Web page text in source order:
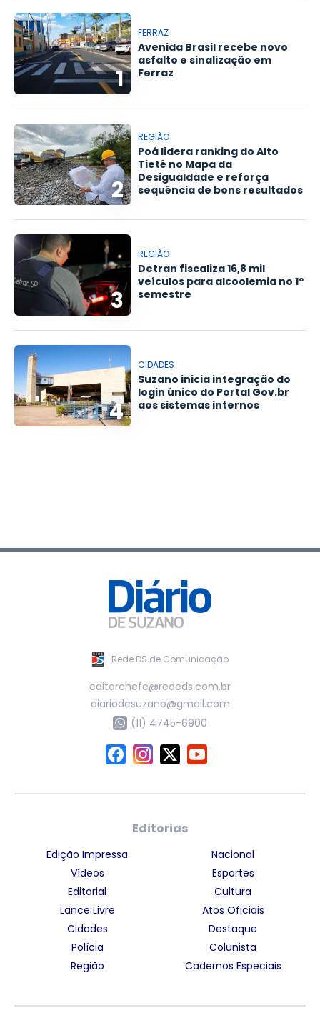
1
FERRAZ
Avenida Brasil recebe novo
asfalto e sinalização em
Ferraz
2
REGIÃO
Poá lidera ranking do Alto
Tietê no Mapa da
Desigualdade e reforça
sequência de bons resultados
3
REGIÃO
Detran fiscaliza 16,8 mil
veículos para alcoolemia no 1º
semestre
4
CIDADES
Suzano inicia integração do
login único do Portal Gov.br
aos sistemas internos
Rede DS de Comunicação
editorchefe@rededs.com.br
diariodesuzano@gmail.com
(11) 4745-6900
Editorias
Edição Impressa
Vídeos
Editorial
Lance Livre
Cidades
Polícia
Região
Nacional
Esportes
Cultura
Atos Oficiais
Destaque
Colunista
Cadernos Especiais